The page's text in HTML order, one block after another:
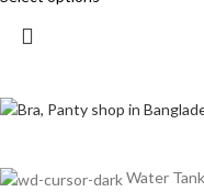
Water